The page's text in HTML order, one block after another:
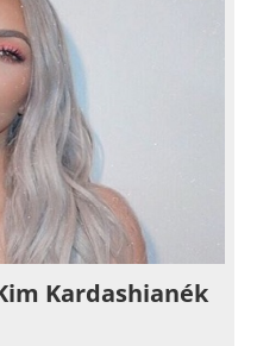
Kardashianék